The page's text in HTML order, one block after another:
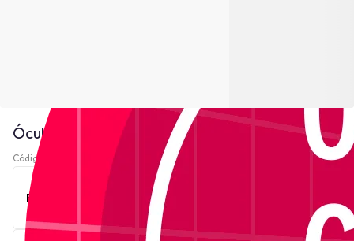
Óculos de Sol Just Cavalli SJC024V - Rosa
Código 220997- Ver descrição
Este produto está indisponível no momento.